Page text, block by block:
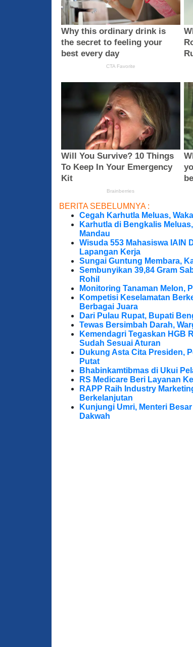
BERITA SEBELUMNYA :
Cegah Karhutla Meluas,
Karhutla di Bengkalis
Mandau
Wisuda 553 Mahasiswa IAIN
Lapangan Kerja
Sungai Guntung Membara,
Sembunyikan 39,84 Gram
Rohil
Monitoring Tanaman Melon,
Kompetisi Keselamatan
Berbagai Juara
Dari Pulau Rupat, Bupati
Tewas Bersimbah Darah,
Kemendagri Tegaskan HGB
Sudah Sesuai Aturan
Dukung Asta Cita Presiden,
Putat
Bhabinkamtibmas di Ukui
RS Medicare Beri Layanan
RAPP Raih Industry
Berkelanjutan
Kunjungi Umri, Menteri
Dakwah